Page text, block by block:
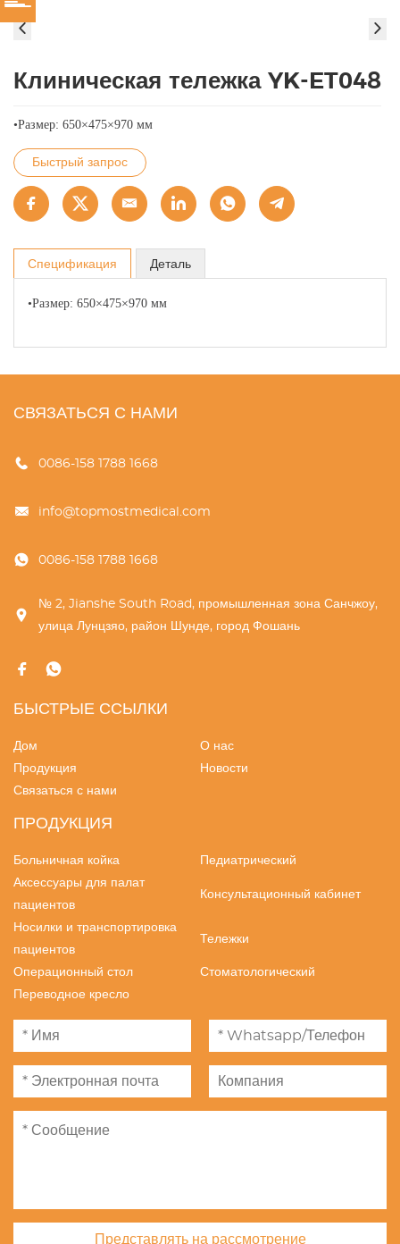
Клиническая тележка YK-ET048
•Размер: 650×475×970 мм
Быстрый запрос
Спецификация Деталь
•Размер: 650×475×970 мм
СВЯЗАТЬСЯ С НАМИ
0086-158 1788 1668
info@topmostmedical.com
0086-158 1788 1668
№ 2, Jianshe South Road, промышленная зона Санчжоу,
улица Лунцзяо, район Шунде, город Фошань
БЫСТРЫЕ ССЫЛКИ
Дом
О нас
Продукция
Новости
Связаться с нами
ПРОДУКЦИЯ
Больничная койка
Педиатрический
Аксессуары для палат
пациентов
Консультационный кабинет
Носилки и транспортировка
пациентов
Тележки
Операционный стол
Стоматологический
Переводное кресло
Представлять на рассмотрение